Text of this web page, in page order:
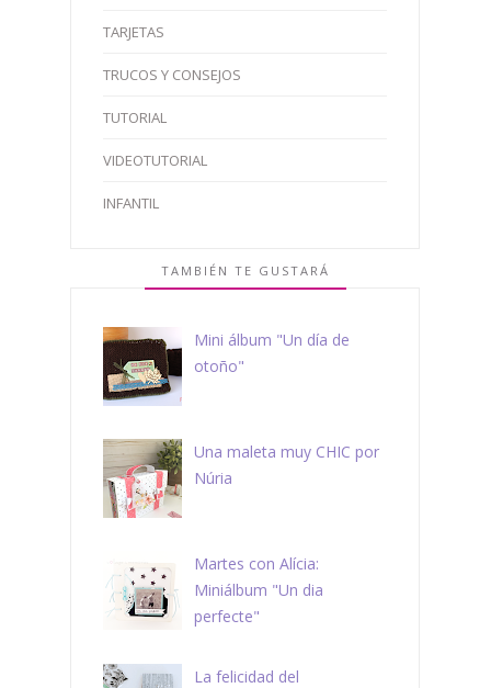
TARJETAS
TRUCOS Y CONSEJOS
TUTORIAL
VIDEOTUTORIAL
INFANTIL
TAMBIÉN TE GUSTARÁ
Mini álbum "Un día de
otoño"
Una maleta muy CHIC por
Núria
Martes con Alícia:
Miniálbum "Un dia
perfecte"
La felicidad del